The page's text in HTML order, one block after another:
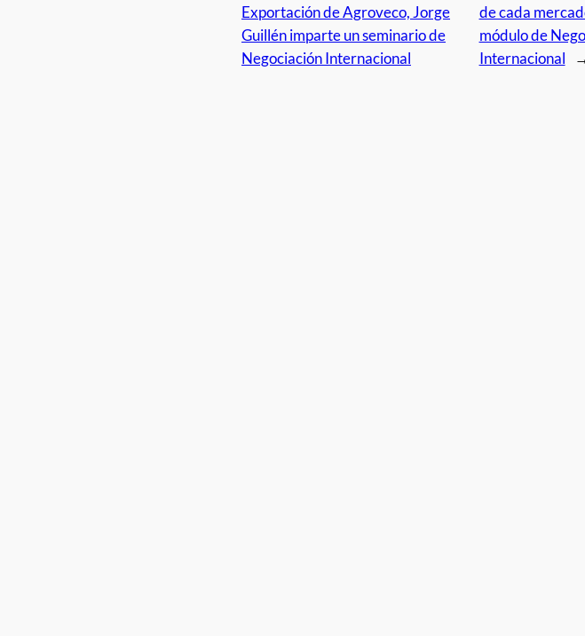
Exportación de Agroveco, Jorge
Guillén imparte un seminario de
Negociación Internacional
de cada
módulo de
Internacional